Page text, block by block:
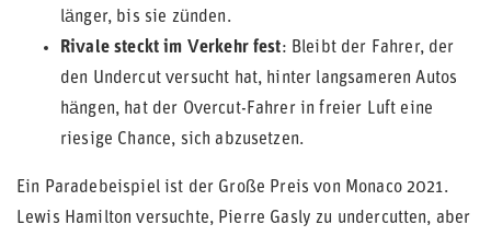
länger, bis sie zünden.
Rivale steckt im Verkehr fest: Bleibt der Fahrer, der
den Undercut versucht hat, hinter langsameren Autos
hängen, hat der Overcut-Fahrer in freier Luft eine
riesige Chance, sich abzusetzen.
Ein Paradebeispiel ist der Große Preis von Monaco 2021.
Lewis Hamilton versuchte, Pierre Gasly zu undercutten, aber